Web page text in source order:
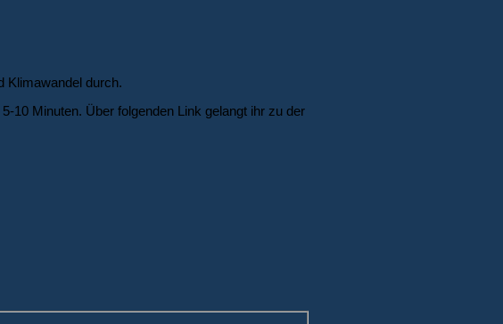
Klimawandel durch.
10 Minuten. Über folgenden Link gelangt ihr zu der